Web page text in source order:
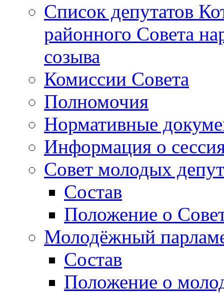
Список депутатов
районного Совета
созыва
Комиссии Совета
Полномочия
Нормативные
Информация о
Совет молодых
Состав
Положение о
Молодёжный
Состав
Положение о